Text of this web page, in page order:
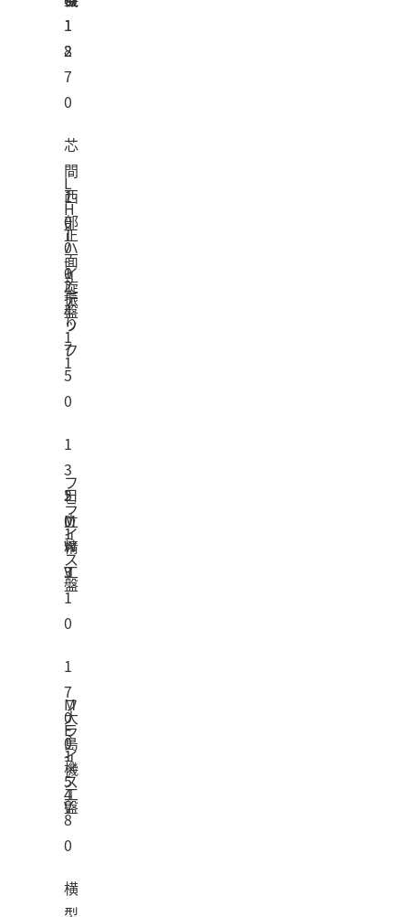
1
8
1
2
7
0
正
面
旋
盤
L
H
T
-
2
4
1
1
芯
間
1
0
0
0
振
り
7
5
0
1
西
部
ハ
イ
テ
ッ
ク
フ
ラ
イ
ス
盤
2
M
W
V
1
3
5
0
×
3
1
0
1
日
立
精
工
フ
ラ
イ
ス
盤
M
E
-
5
V
1
7
0
0
×
4
8
0
1
大
島
機
工
横